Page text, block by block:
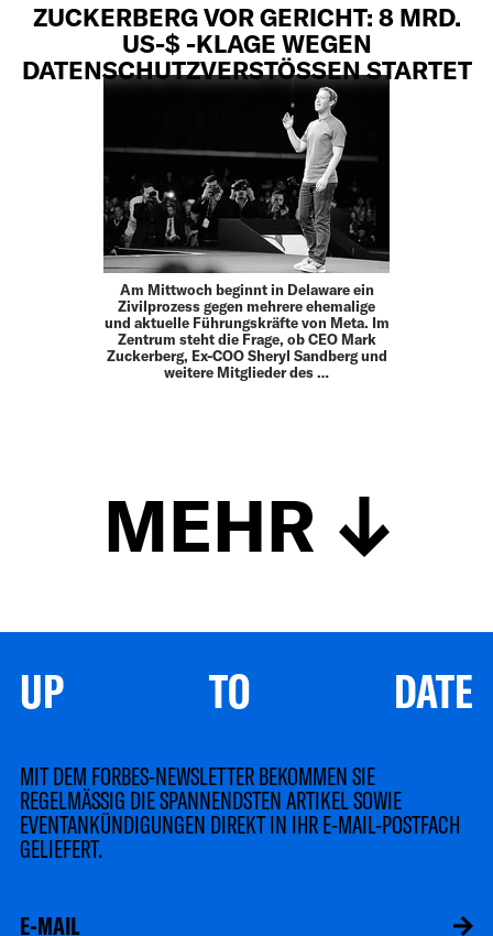
ZUCKERBERG VOR GERICHT: 8 MRD.
US-$ -KLAGE WEGEN
DATENSCHUTZVERSTÖSSEN STARTET
Am Mittwoch beginnt in Delaware ein
Zivilprozess gegen mehrere ehemalige
und aktuelle Führungskräfte von Meta. Im
Zentrum steht die Frage, ob CEO Mark
Zuckerberg, Ex-COO Sheryl Sandberg und
weitere Mitglieder des …
MEHR
UP TO DATE
MIT DEM FORBES-NEWSLETTER BEKOMMEN SIE
REGELMÄSSIG DIE SPANNENDSTEN ARTIKEL SOWIE
EVENTANKÜNDIGUNGEN DIREKT IN IHR E-MAIL-POSTFACH
GELIEFERT.